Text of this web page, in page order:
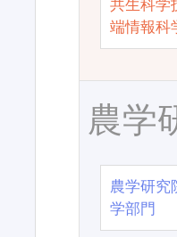
共生科
端情報科
農学
農学研
学部門